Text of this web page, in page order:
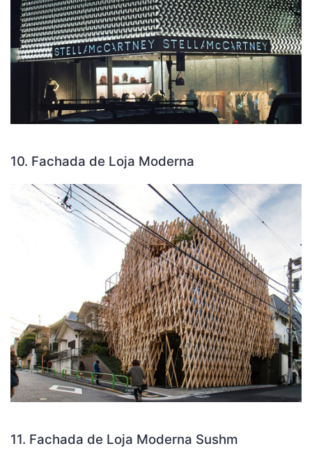
10. Fachada de Loja Moderna
11. Fachada de Loja Moderna Sushm